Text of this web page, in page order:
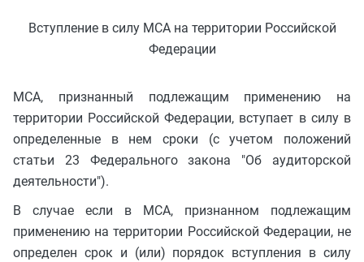
Вступление в силу МСА на территории Российской
Федерации
МСА, признанный подлежащим применению на
территории Российской Федерации, вступает в силу в
определенные в нем сроки (с учетом положений
статьи 23 Федерального закона "Об аудиторской
деятельности").
В случае если в МСА, признанном подлежащим
применению на территории Российской Федерации, не
определен срок и (или) порядок вступления в силу